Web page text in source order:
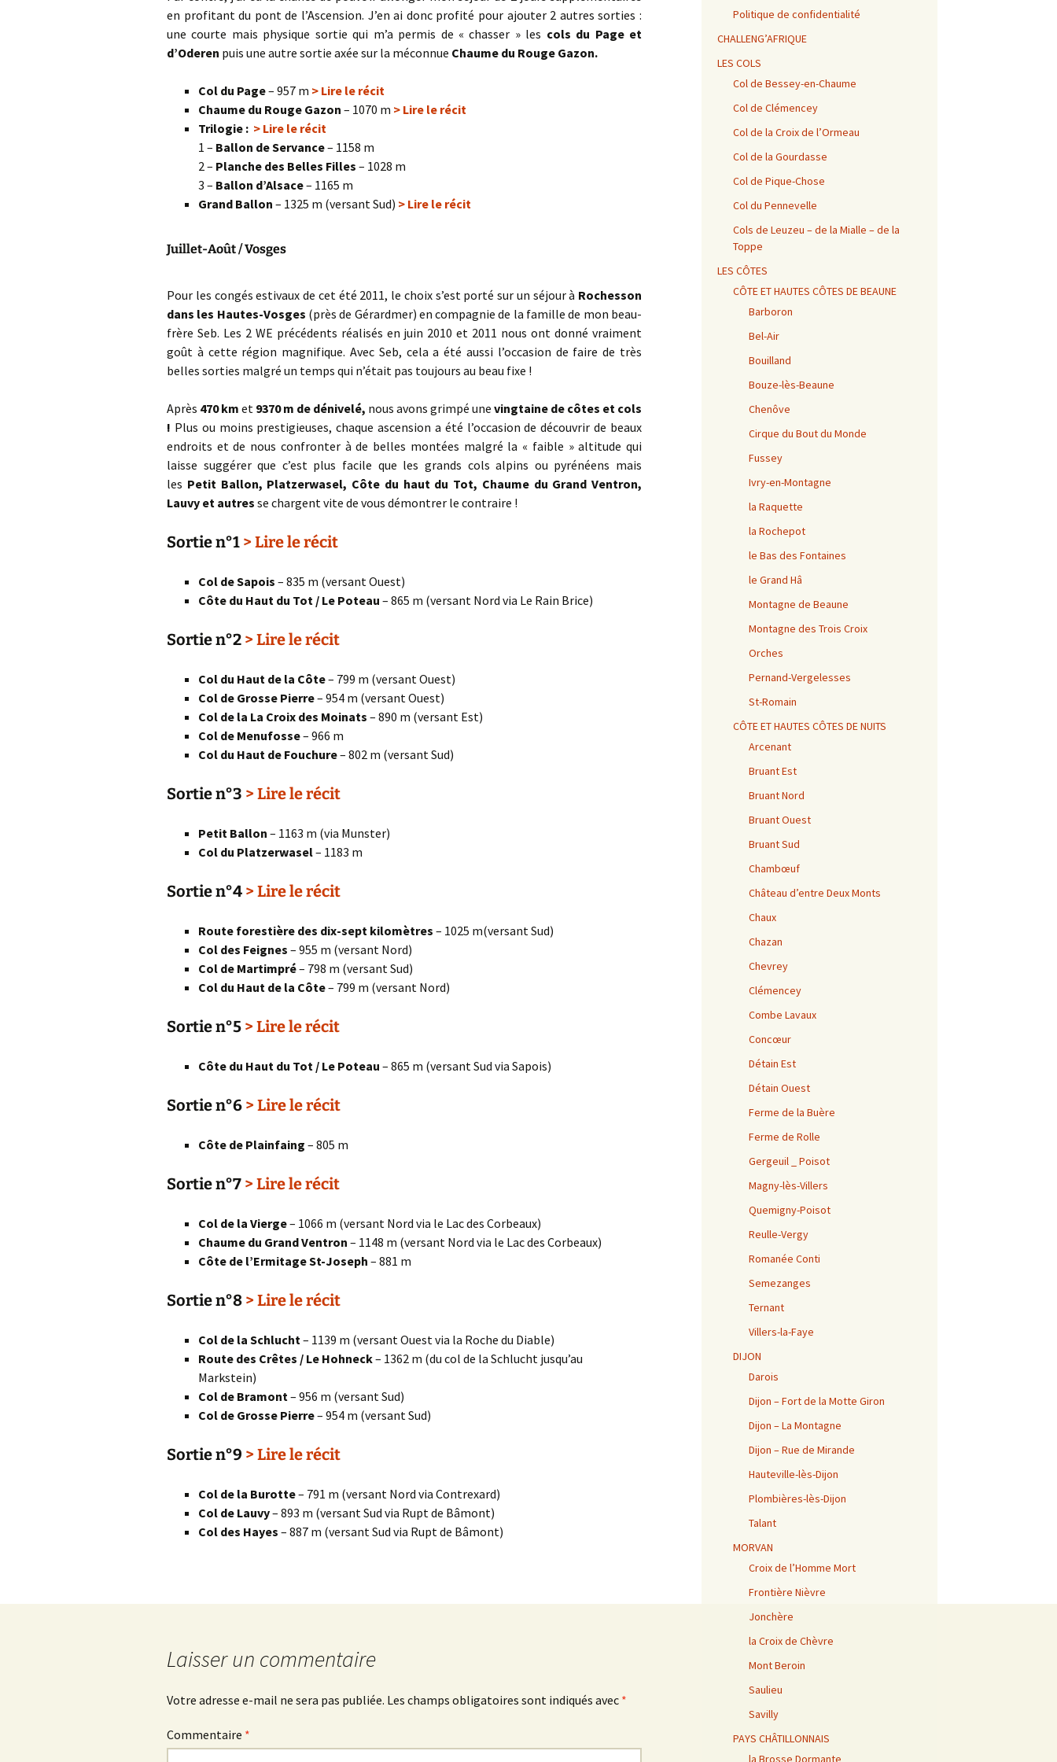
Semezanges
Ternant
Chaudenay-le-Château
Civry-en-Montagne
Dampierre-en-Montagne
Écorsaint
Éringes
Flavigny-sur-Ozerain
l’Arbre Rond
l’Italie
la Peute Montagne
Réservoir de Chazilly
Saunière
Pasques
Saulx-le-Duc
Vesvrotte
la Côte et de la Sclucht,
Hohneck, cols de
Bramont et de Grosse
Pierre
Burotte, de Lauvy et des
de la Sambuy
Barillette + Col de la
Combe Blanche
Plan
Alpes – Maurienne /
Collet de la Madeleine et
Gourniers
Alpes / Embrun – Col
Agnel
d’Izoard
Montmerlet
Alpes Chambéry / Relais
du Mont du Chat et Col
Alpes Chambéry / Cols du
Prés
Pragondran
en profitant du pont de l’Ascension. J’en ai donc profité pour ajouter 2 autres sorties :
une courte mais physique sortie qui m’a permis de « chasser » les cols du Page et
d’Oderen puis une autre sortie axée sur la méconnue Chaume du Rouge Gazon.
Col du Page– 957 m > Lire le récit
Chaume du Rouge Gazon – 1070 m > Lire le récit
Trilogie : > Lire le récit
1 – Ballon de Servance– 1158 m
2 – Planche des Belles Filles – 1028 m
3 – Ballon d’Alsace– 1165 m
Grand Ballon – 1325 m (versant Sud) > Lire le récit
Juillet-Août / Vosges
Pour les congés estivaux de cet été 2011, le choix s’est porté sur un séjour à Rochesson
dans les Hautes-Vosges (près de Gérardmer) en compagnie de la famille de mon beau-
frère Seb. Les 2 WE précédents réalisés en juin 2010 et 2011 nous ont donné vraiment
goût à cette région magnifique. Avec Seb, cela a été aussi l’occasion de faire de très
belles sorties malgré un temps qui n’était pas toujours au beau fixe !
Après 470 km et 9370 m de dénivelé, nous avons grimpé une vingtaine de côtes et cols
! Plus ou moins prestigieuses, chaque ascension a été l’occasion de découvrir de beaux
endroits et de nous confronter à de belles montées malgré la « faible » altitude qui
laisse suggérer que c’est plus facile que les grands cols alpins ou pyrénéens mais
les Petit Ballon, Platzerwasel, Côte du haut du Tot, Chaume du Grand Ventron,
Lauvy et autres se chargent vite de vous démontrer le contraire !
Sortie n°1 > Lire le récit
Col de Sapois – 835 m (versant Ouest)
Côte du Haut du Tot / Le Poteau – 865 m (versant Nord via Le Rain Brice)
Sortie n°2 > Lire le récit
Col du Haut de la Côte– 799 m (versant Ouest)
Col de Grosse Pierre– 954 m (versant Ouest)
Col de la La Croix des Moinats – 890 m (versant Est)
Col de Menufosse– 966 m
Col du Haut de Fouchure– 802 m (versant Sud)
Sortie n°3 > Lire le récit
Petit Ballon – 1163 m (via Munster)
Col du Platzerwasel– 1183 m
Sortie n°4 > Lire le récit
Route forestière des dix-sept kilomètres – 1025 m(versant Sud)
Col des Feignes – 955 m (versant Nord)
Col de Martimpré– 798 m (versant Sud)
Col du Haut de la Côte– 799 m (versant Nord)
Sortie n°5 > Lire le récit
Côte du Haut du Tot / Le Poteau – 865 m (versant Sud via Sapois)
Sortie n°6 > Lire le récit
Côte de Plainfaing – 805 m
Sortie n°7 > Lire le récit
Col de la Vierge– 1066 m (versant Nord via le Lac des Corbeaux)
Chaume du Grand Ventron – 1148 m (versant Nord via le Lac des Corbeaux)
Côte de l’Ermitage St-Joseph – 881 m
Sortie n°8 > Lire le récit
Col de la Schlucht– 1139 m (versant Ouest via la Roche du Diable)
Route des Crêtes / Le Hohneck– 1362 m (du col de la Schlucht jusqu’au
Markstein)
Col de Bramont– 956 m (versant Sud)
Col de Grosse Pierre– 954 m (versant Sud)
Sortie n°9 > Lire le récit
Col de la Burotte– 791 m (versant Nord via Contrexard)
Col de Lauvy– 893 m (versant Sud via Rupt de Bâmont)
Col des Hayes – 887 m (versant Sud via Rupt de Bâmont)
Laisser un commentaire
Votre adresse e-mail ne sera pas publiée. Les champs obligatoires sont indiqués avec *
Commentaire *
Politique de confidentialité
CHALLENG’AFRIQUE
LES COLS
Col de Bessey-en-Chaume
Col de Clémencey
Col de la Croix de l’Ormeau
Col de la Gourdasse
Col de Pique-Chose
Col du Pennevelle
Cols de Leuzeu – de la Mialle – de la
Toppe
LES CÔTES
CÔTE ET HAUTES CÔTES DE BEAUNE
Barboron
Bel-Air
Bouilland
Bouze-lès-Beaune
Chenôve
Cirque du Bout du Monde
Fussey
Ivry-en-Montagne
la Raquette
la Rochepot
le Bas des Fontaines
le Grand Hâ
Montagne de Beaune
Montagne des Trois Croix
Orches
Pernand-Vergelesses
St-Romain
CÔTE ET HAUTES CÔTES DE NUITS
Arcenant
Bruant Est
Bruant Nord
Bruant Ouest
Bruant Sud
Chambœuf
Château d’entre Deux Monts
Chaux
Chazan
Chevrey
Clémencey
Combe Lavaux
Concœur
Détain Est
Détain Ouest
Ferme de la Buère
Ferme de Rolle
Gergeuil _ Poisot
Magny-lès-Villers
Quemigny-Poisot
Reulle-Vergy
Romanée Conti
Semezanges
Ternant
Villers-la-Faye
DIJON
Darois
Dijon – Fort de la Motte Giron
Dijon – La Montagne
Dijon – Rue de Mirande
Hauteville-lès-Dijon
Plombières-lès-Dijon
Talant
MORVAN
Croix de l’Homme Mort
Frontière Nièvre
Jonchère
la Croix de Chèvre
Mont Beroin
Saulieu
Savilly
PAYS CHÂTILLONNAIS
la Brosse Dormante